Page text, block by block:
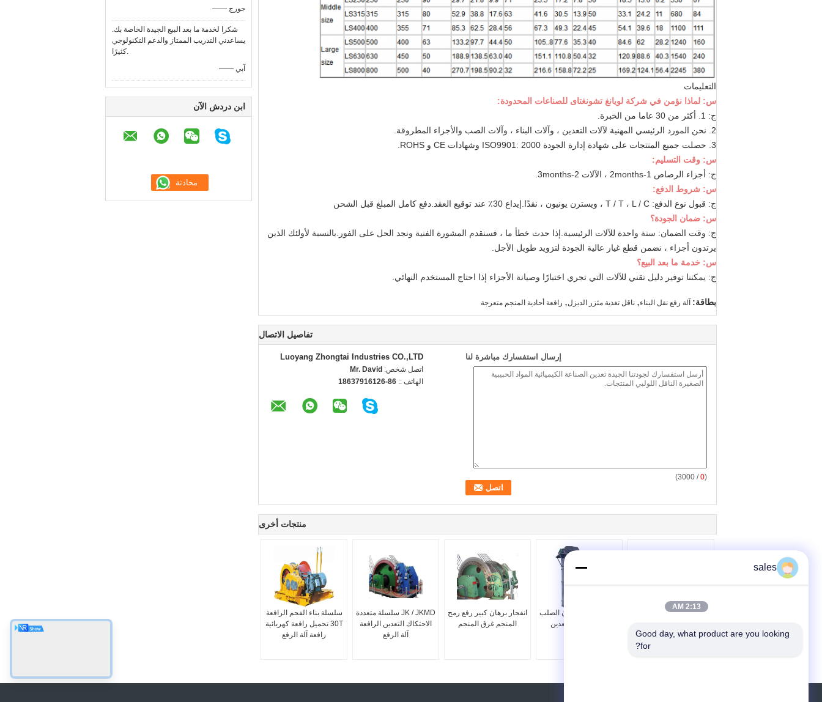
—— جورج
شكرا لخدمة ما بعد البيع الجيدة الخاصة بك.
يساعدني التدريب الممتاز والدعم التكنولوجي
كثيرًا.
—— آبي
ابن دردش الآن
التعليمات
س: لماذا نؤمن في شركة لويانغ تشونغتاى للصناعات المحدودة:
ج: 1. أكثر من 30 عاما من الخبرة.
2. نحن المورد الرئيسي المهنية لآلات التعدين ، وآلات البناء ، وآلات الصب والأجزاء المطروقة.
3. حصلت جميع المنتجات على شهادة إدارة الجودة ISO9901: 2000 وشهادات CE و ROHS.
س: وقت التسليم:
ج: أجزاء الرصاص 1-2months ، الآلات 2-3months.
س: شروط الدفع:
ج: قبول نوع الدفع: T / T ، L / C ، ويسترن يونيون ، نقدًا.إيداع 30٪ عند توقيع العقد.دفع كامل المبلغ قبل الشحن
س: ضمان الجودة؟
ج: وقت الضمان: سنة واحدة للآلات الرئيسية.إذا حدث خطأ ما ، فسنقدم المشورة الفنية ونجد الحل على الفور.بالنسبة لأولئك الذين
يرتدون أجزاء ، نضمن قطع غيار عالية الجودة لتزويد طويل الأجل.
س: خدمة ما بعد البيع؟
ج: يمكننا توفير دليل تقني للآلات التي تجري اختبارًا وصيانة الأجزاء إذا احتاج المستخدم النهائي.
بطاقة: آلة رفع نقل البناء, ناقل تغذية مئزر الديزل, رافعة أحادية المنجم متعرجة
تفاصيل الاتصال
Luoyang Zhongtai Industries CO.,LTD
اتصل شخص: Mr. David
الهاتف :: 86-18637916126
إرسال استفسارك مباشرة لنا
(
0
/ 3000)
منتجات أخرى
سلسلة بناء الفحم الرافعة
30T تحميل رافعة كهربائية
رافعة آلة الرفع
JK / JKMD سلسلة متعددة
الاحتكاك التعدين الرافعة
آلة الرفع
انفجار برهان كبير رفع رمح
المنجم غرق المنجم
آلة رفع دلو الكربون الصلب
معدات التعدين تحت الأرض
الفردي السريع
sales
2:13 AM
Good day, what product are you looking
for?